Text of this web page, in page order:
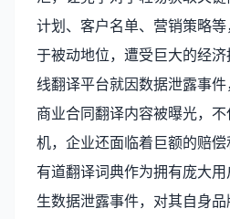
计划、客户名单、营销策略
于被动地位，遭受巨大的经
线翻译平台就因数据泄露事
商业合同翻译内容被曝光，
机，企业还面临着巨额的赔偿
有道翻译词典作为拥有庞大
生数据泄露事件，对其自身